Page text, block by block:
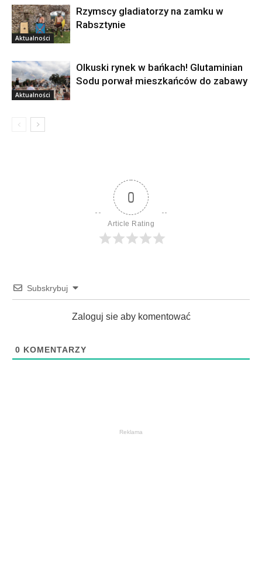
Aktualności
Rzymscy gladiatorzy na zamku w
Rabsztynie
Aktualności
Olkuski rynek w bańkach! Glutaminian
Sodu porwał mieszkańców do zabawy
0
Article Rating
Subskrybuj
Zaloguj sie aby komentować
0 KOMENTARZY
Reklama